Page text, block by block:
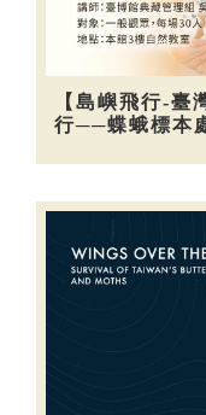
【島嶼飛行-
行──蝶蛾標本